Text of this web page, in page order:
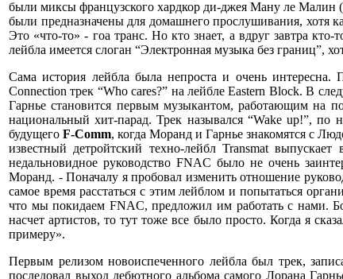
были миксы французского хардкор ди-джея Ману ле Малин
были предназначены для домашнего прослушивания, хотя
Это «что-то» - гоа транс. Но кто знает, а вдруг завтра
лейбла имеется слоган “Электронная музыка без границ”,
Сама история лейбла была непроста и очень
Connection трек “Who cares?” на лейбле Eastern Block. В
Гарнье становится первым музыкантом, работающим на
национальный хит-парад. Трек назывался “Wake up!”, по
будущего F-Comm, когда Моранд и Гарнье знакомятся с
известный детройтский техно-лейбл Transmat
недальновидное руководство FNAC было не очень
Моранд. - Поначалу я пробовал изменить отношение
самое время расстаться с этим лейблом и попытаться
что мы покидаем FNAC, предложил им работать с нами.
насчет артистов, то тут тоже все было просто. Когда я
примеру».
Первым релизом новоиспеченного лейбла был трек,
последовал выход дебютного альбома самого Лорана